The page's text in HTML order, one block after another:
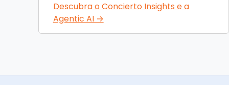
Descubra o Concierto Insights e a
Agentic AI →